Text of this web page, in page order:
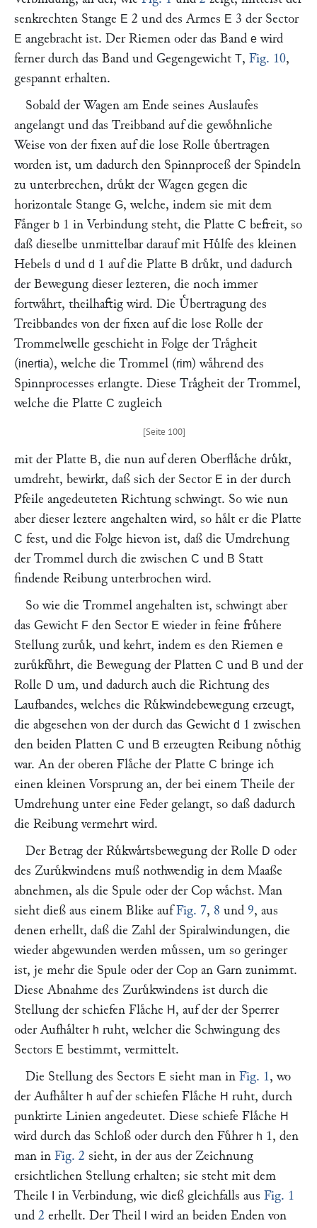
senkrechten Stange E 2 und des Armes E 3 der Sector
E angebracht ist. Der Riemen oder das Band e wird
ferner durch das Band und Gegengewicht T, Fig. 10,
gespannt erhalten.
Sobald der Wagen am Ende seines Auslaufes
angelangt und das Treibband auf die gewoͤhnliche
Weise von der fixen auf die lose Rolle uͤbertragen
worden ist, um dadurch den Spinnproceß der Spindeln
zu unterbrechen, druͤkt der Wagen gegen die
horizontale Stange G, welche, indem sie mit dem
Faͤnger b 1 in Verbindung steht, die Platte C befreit, so
daß dieselbe unmittelbar darauf mit Huͤlfe des kleinen
Hebels d und d 1 auf die Platte B druͤkt, und dadurch
der Bewegung dieser lezteren, die noch immer
fortwaͤhrt, theilhaftig wird. Die Uͤbertragung des
Treibbandes von der fixen auf die lose Rolle der
Trommelwelle geschieht in Folge der Traͤgheit
(inertia), welche die Trommel (rim) waͤhrend des
Spinnprocesses erlangte. Diese Traͤgheit der Trommel,
welche die Platte C zugleich
mit der Platte B, die nun auf deren Oberflaͤche druͤkt,
umdreht, bewirkt, daß sich der Sector E in der durch
Pfeile angedeuteten Richtung schwingt. So wie nun
aber dieser leztere angehalten wird, so haͤlt er die Platte
C fest, und die Folge hievon ist, daß die Umdrehung
der Trommel durch die zwischen C und B Statt
findende Reibung unterbrochen wird.
So wie die Trommel angehalten ist, schwingt aber
das Gewicht F den Sector E wieder in feine fruͤhere
Stellung zuruͤk, und kehrt, indem es den Riemen e
zuruͤkfuͤhrt, die Bewegung der Platten C und B und der
Rolle D um, und dadurch auch die Richtung des
Laufbandes, welches die Ruͤkwindebewegung erzeugt,
die abgesehen von der durch das Gewicht d 1 zwischen
den beiden Platten C und B erzeugten Reibung noͤthig
war. An der oberen Flaͤche der Platte C bringe ich
einen kleinen Vorsprung an, der bei einem Theile der
Umdrehung unter eine Feder gelangt, so daß dadurch
die Reibung vermehrt wird.
Der Betrag der Ruͤkwaͤrtsbewegung der Rolle D oder
des Zuruͤkwindens muß nothwendig in dem Maaße
abnehmen, als die Spule oder der Cop waͤchst. Man
sieht dieß aus einem Blike aufFig. 7, 8 und 9, aus
denen erhellt, daß die Zahl der Spiralwindungen, die
wieder abgewunden werden muͤssen, um so geringer
ist, je mehr die Spule oder der Cop an Garn zunimmt.
Diese Abnahme des Zuruͤkwindens ist durch die
Stellung der schiefen Flaͤche H , auf der der Sperrer
oder Aufhaͤlter h ruht, welcher die Schwingung des
Sectors E bestimmt, vermittelt.
Die Stellung des Sectors E sieht man in Fig. 1, wo
der Aufhaͤlter h auf der schiefen Flaͤche H ruht, durch
punktirte Linien angedeutet. Diese schiefe Flaͤche H
wird durch das Schloß oder durch den Fuͤhrer h 1, den
man in Fig. 2 sieht, in der aus der Zeichnung
ersichtlichen Stellung erhalten; sie steht mit dem
Theile
in Verbindung, wie dieß gleichfalls aus Fig. 1
und 2 erhellt. Der Theil
wird an beiden Enden von